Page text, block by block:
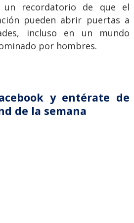
un recordatorio de que el
pueden abrir puertas a
incluso en un mundo
por hombres.
y entérate de
de la semana